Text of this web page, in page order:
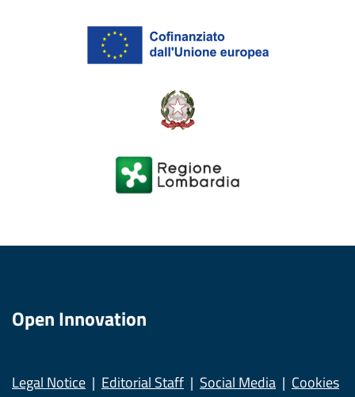
Open Innovation
Legal Notice Editorial Staff Social Media Cookies